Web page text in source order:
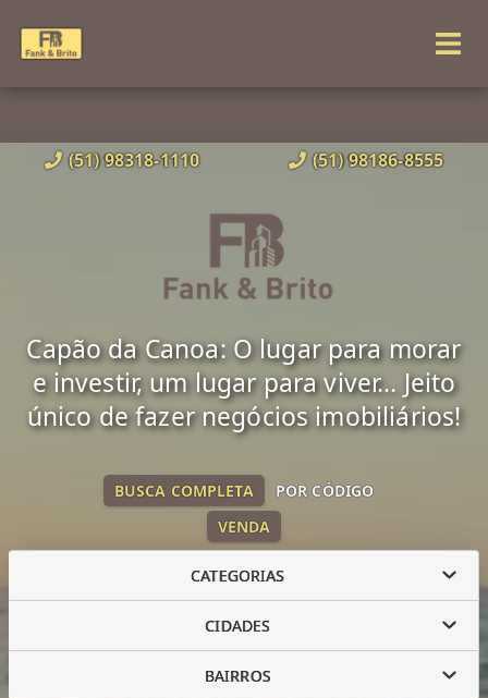
(51) 98318-1110 (51) 98186-8555
Capão da Canoa: O lugar para morar
e investir, um lugar para viver... Jeito
único de fazer negócios imobiliários!
VENDA
BUSCA COMPLETA POR CÓDIGO
CATEGORIAS
CIDADES
BAIRROS